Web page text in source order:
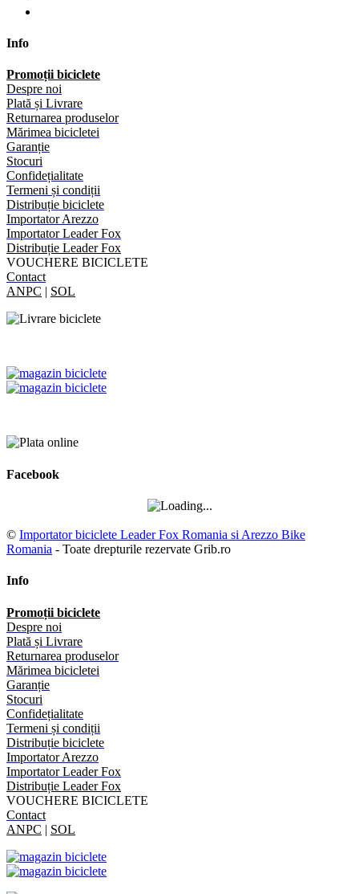
Info
Promoții biciclete
Despre noi
Plată și Livrare
Returnarea produselor
Mărimea bicicletei
Garanție
Stocuri
Confidețialitate
Termeni și condiții
Distribuție biciclete
Importator Arezzo
Importator Leader Fox
Distribuție Leader Fox
VOUCHERE BICICLETE
Contact
ANPC
SOL
Facebook
© Importator biciclete Leader Fox Romania si Arezzo Bike
Romania - Toate drepturile rezervate Grib.ro
Info
Promoții biciclete
Despre noi
Plată și Livrare
Returnarea produselor
Mărimea bicicletei
Garanție
Stocuri
Confidețialitate
Termeni și condiții
Distribuție biciclete
Importator Arezzo
Importator Leader Fox
Distribuție Leader Fox
VOUCHERE BICICLETE
Contact
ANPC | SOL